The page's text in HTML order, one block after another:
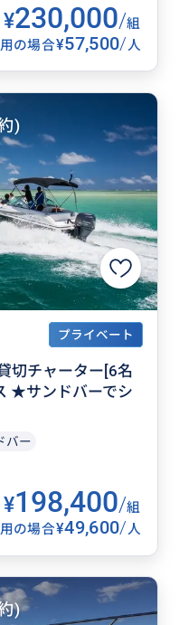
¥230,000/組
の場合¥57,500/人
プライベート
切チャーター[6名
★サンドバーでシ
バー
¥198,400/組
の場合¥49,600/人
)
)